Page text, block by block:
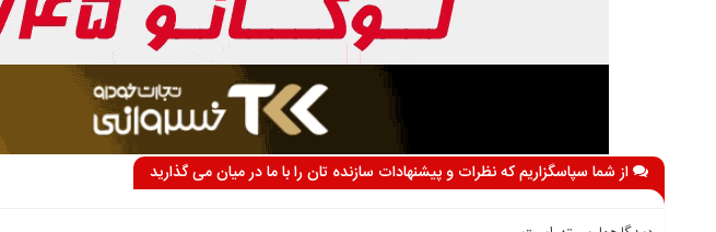
از شما سپاسگزاریم که نظرات و پیشنهادات سازنده تان را با ما در میان می گذارید